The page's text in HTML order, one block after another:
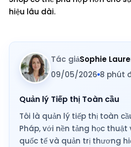
hiệu lâu dài.
Tác giảSophie
09/05/2026 8 phút
Quản lý Tiếp thị Toàn cầu
Tôi là quản lý tiếp thị toàn
Pháp, với nền tảng học thuật
quốc tế và quản trị thương